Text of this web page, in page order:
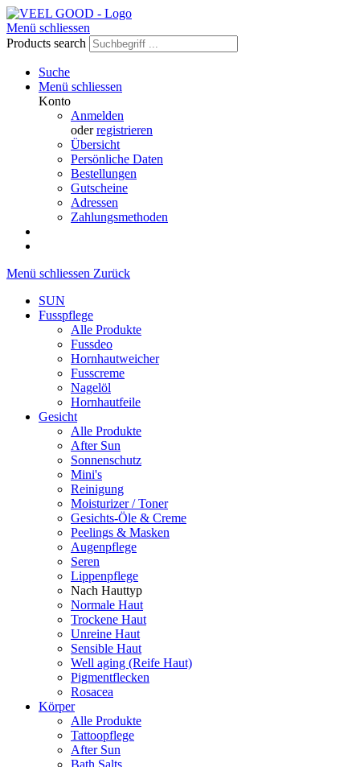
Menü schliessen
Products search
Suche
Menü schliessen
Konto
Anmelden
oderregistrieren
Übersicht
Persönliche Daten
Bestellungen
Gutscheine
Adressen
Zahlungsmethoden
Menü schliessen Zurück
SUN
Fusspflege
Alle Produkte
Fussdeo
Hornhautweicher
Fusscreme
Nagelöl
Hornhautfeile
Gesicht
Alle Produkte
After Sun
Sonnenschutz
Mini's
Reinigung
Moisturizer / Toner
Gesichts-Öle & Creme
Peelings & Masken
Augenpflege
Seren
Lippenpflege
Nach Hauttyp
Normale Haut
Trockene Haut
Unreine Haut
Sensible Haut
Well aging (Reife Haut)
Pigmentflecken
Rosacea
Körper
Alle Produkte
Tattoopflege
After Sun
Bath Salts